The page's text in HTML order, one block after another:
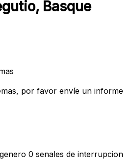
Basque
por favor envíe un informe
0 senales de interrupcion